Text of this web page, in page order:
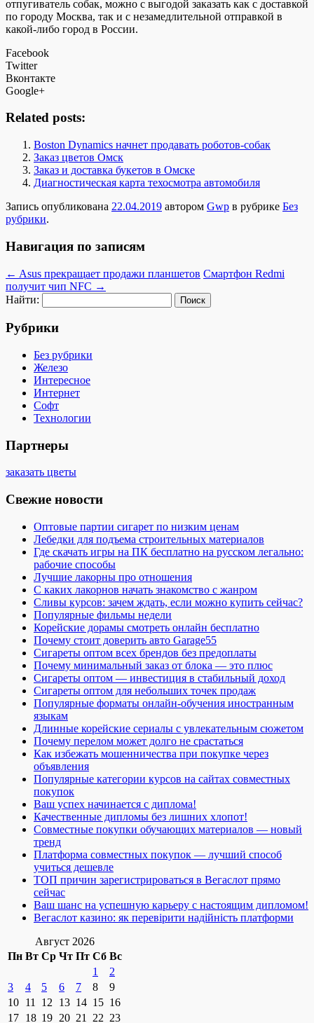
отпугиватель собак, можно с выгодой заказать как с доставкой
по городу Москва, так и с незамедлительной отправкой в
какой-либо город в России.
Facebook
Twitter
Вконтакте
Google+
Related posts:
Boston Dynamics начнет продавать роботов-собак
Заказ цветов Омск
Заказ и доставка букетов в Омске
Диагностическая карта техосмотра автомобиля
Запись опубликована 22.04.2019 автором Gwp в рубрике Без
рубрики.
Навигация по записям
← Asus прекращает продажи планшетов Смартфон Redmi
получит чип NFC →
Найти:
Рубрики
Без рубрики
Железо
Интересное
Интернет
Софт
Технологии
Партнеры
заказать цветы
Свежие новости
Оптовые партии сигарет по низким ценам
Лебедки для подъема строительных материалов
Где скачать игры на ПК бесплатно на русском легально:
рабочие способы
Лучшие лакорны про отношения
С каких лакорнов начать знакомство с жанром
Сливы курсов: зачем ждать, если можно купить сейчас?
Популярные фильмы недели
Корейские дорамы смотреть онлайн бесплатно
Почему стоит доверить авто Garage55
Сигареты оптом всех брендов без предоплаты
Почему минимальный заказ от блока — это плюс
Сигареты оптом — инвестиция в стабильный доход
Сигареты оптом для небольших точек продаж
Популярные форматы онлайн-обучения иностранным
языкам
Длинные корейские сериалы с увлекательным сюжетом
Почему перелом может долго не срастаться
Как избежать мошенничества при покупке через
объявления
Популярные категории курсов на сайтах совместных
покупок
Ваш успех начинается с диплома!
Качественные дипломы без лишних хлопот!
Совместные покупки обучающих материалов — новый
тренд
Платформа совместных покупок — лучший способ
учиться дешевле
ТОП причин зарегистрироваться в Вегаслот прямо
сейчас
Ваш шанс на успешную карьеру с настоящим дипломом!
Вегаслот казино: як перевірити надійність платформи
Август 2026
Пн Вт Ср Чт Пт Сб Вс
1
2
3
4 5 6 7 8
9
10 11 12 13 14 15 16
17 18 19 20 21 22 23